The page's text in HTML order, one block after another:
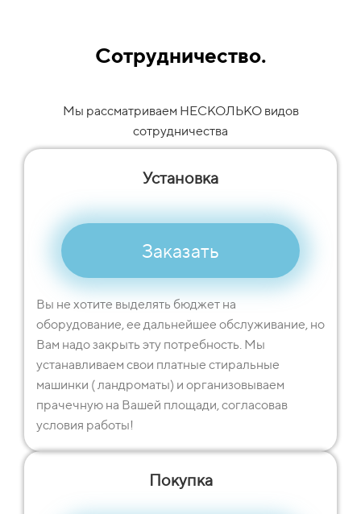
Сотрудничество.
Мы рассматриваем НЕСКОЛЬКО видов
сотрудничества
Установка
Заказать
Вы не хотите выделять бюджет на
оборудование, ее дальнейшее обслуживание, но
Вам надо закрыть эту потребность. Мы
устанавливаем свои платные стиральные
машинки ( ландроматы) и организовываем
прачечную на Вашей площади, согласовав
условия работы!
Покупка